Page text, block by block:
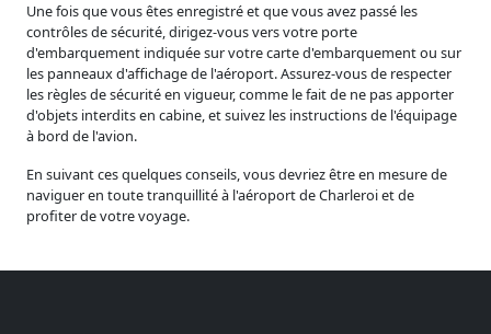
Une fois que vous êtes enregistré et que vous avez passé les
contrôles de sécurité, dirigez-vous vers votre porte
d'embarquement indiquée sur votre carte d'embarquement ou sur
les panneaux d'affichage de l'aéroport. Assurez-vous de respecter
les règles de sécurité en vigueur, comme le fait de ne pas apporter
d'objets interdits en cabine, et suivez les instructions de l'équipage
à bord de l'avion.
En suivant ces quelques conseils, vous devriez être en mesure de
naviguer en toute tranquillité à l'aéroport de Charleroi et de
profiter de votre voyage.